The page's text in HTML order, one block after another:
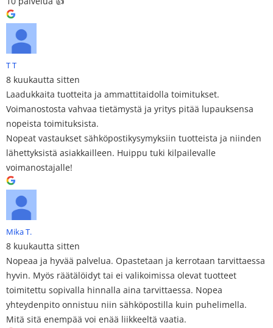
T T
8 kuukautta sitten
Laadukkaita tuotteita ja ammattitaidolla toimitukset.
Voimanostosta vahvaa tietämystä ja yritys pitää lupauksensa
nopeista toimituksista.
Nopeat vastaukset sähköpostikysymyksiin tuotteista ja niinden
lähettyksistä asiakkailleen. Huippu tuki kilpailevalle
voimanostajalle!
Mika T.
8 kuukautta sitten
Nopeaa ja hyvää palvelua. Opastetaan ja kerrotaan tarvittaessa
hyvin. Myös räätälöidyt tai ei valikoimissa olevat tuotteet
toimitettu sopivalla hinnalla aina tarvittaessa. Nopea
yhteydenpito onnistuu niin sähköpostilla kuin puhelimella.
Mitä sitä enempää voi enää liikkeeltä vaatia.